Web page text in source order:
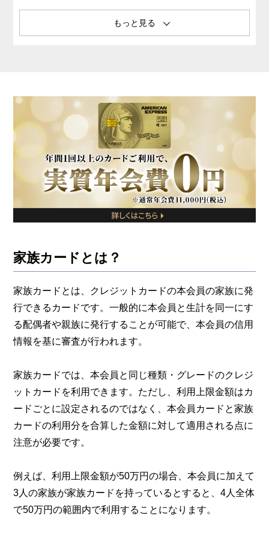
家族カードが発行できるクレジットカードの選び方
家族カードに関するよくある質問
まとめ
家族カードとは？
家族カードとは、クレジットカードの本会員の家族に発
行できるカードです。一般的に本会員と生計を同一にす
る配偶者や親族に発行することが可能で、本会員の信用
情報を基に審査が行われます。
家族カードでは、本会員と同じ種類・グレードのクレジ
ットカードを利用できます。ただし、利用上限金額はカ
ードごとに設定されるのではなく、本会員カードと家族
カードの利用分を合算した金額に対して適用される点に
注意が必要です。
例えば、利用上限金額が50万円の場合、本会員に加えて
3人の家族が家族カードを持っているとすると、4人全体
で50万円の範囲内で利用することになります。